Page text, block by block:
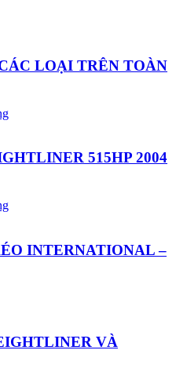
LOẠI TRÊN TOÀN
515HP 2004
INTERNATIONAL –
VÀ